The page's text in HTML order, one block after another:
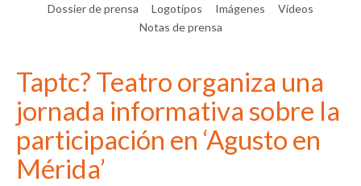
Dossier de prensa Logotipos Imágenes
Vídeos
Notas de prensa
Taptc? Teatro organiza una
jornada informativa sobre la
participación en ‘Agusto en
Mérida’